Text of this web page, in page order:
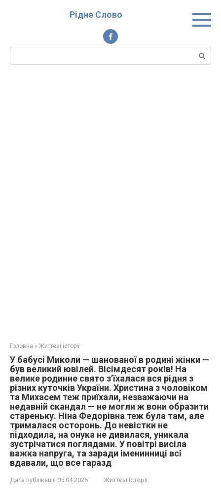
Рідне Слово
Пошук:
Головна » Життєві історії
У бабусі Миколи — шанованої в родині жінки —
був великий ювілей. Вісімдесят років! На
велике родинне свято з’їхалася вся рідня з
різних куточків України. Христина з чоловіком
та Михасем теж приїхали, незважаючи на
недавній скандал — не могли ж вони образити
стареньку. Ніна Федорівна теж була там, але
трималася осторонь. До невістки не
підходила, на онука не дивилася, уникала
зустрічатися поглядами. У повітрі висіла
важка напруга, та заради іменинниці всі
вдавали, що все гаразд
Дата публікації: 05.04.2026 Життєві історії